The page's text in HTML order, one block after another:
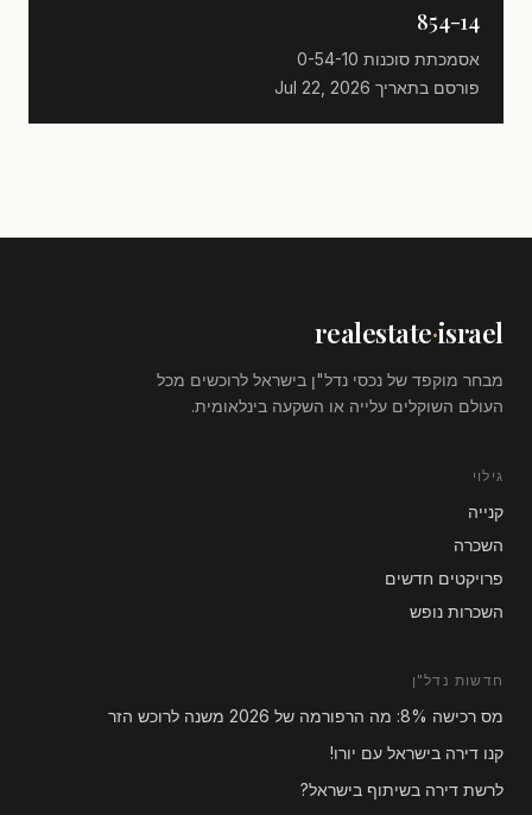
854-14
אסמכתת סוכנות
פורסם בתאריך
realestate·israel
מבחר מוקפד של נכסי נדל"ן בישראל לרוכשים מכל
העולם השוקלים עלייה או השקעה בינלאומית.
גילוי
קנייה
השכרה
פרויקטים חדשים
השכרות נופש
חדשות נדל"ן
מס רכישה 8%: מה הרפורמה של 2026 משנה לרוכש הזר
קנו דירה בישראל עם יורו!
לרשת דירה בשיתוף בישראל?